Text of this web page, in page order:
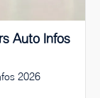
Auto Infos
2026